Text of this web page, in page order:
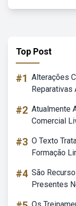
Top Post
#1 Alterações
Reparativas
#2 Atualmente
Comercial
#3 O Texto
Formação
#4 São
Presentes